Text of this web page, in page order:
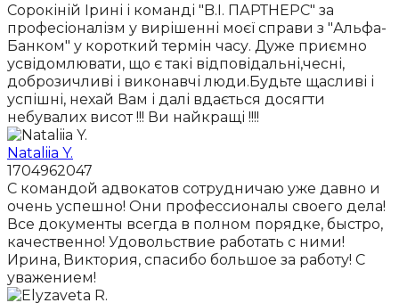
Сорокіній Ірині і команді "B.I. ПАРТНЕРС" за
професіоналізм у вирішенні моєї справи з "Альфа-
Банком" у короткий термін часу. Дуже приємно
усвідомлювати, що є такі відповідальні,чесні,
доброзичливі і виконавчі люди.Будьте щасливі і
успішні, нехай Вам і далі вдається досягти
небувалих висот !!! Ви найкращі !!!!
Nataliia Y.
1704962047
С командой адвокатов сотрудничаю уже давно и
очень успешно! Они профессионалы своего дела!
Все документы всегда в полном порядке, быстро,
качественно! Удовольствие работать с ними!
Ирина, Виктория, спасибо большое за работу! С
уважением!